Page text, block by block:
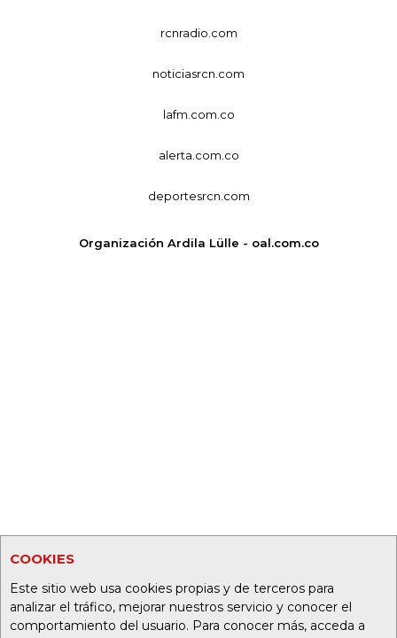
COOKIES
Este sitio web usa cookies propias y de terceros para
analizar el tráfico, mejorar nuestros servicio y conocer el
comportamiento del usuario. Para conocer más, acceda a
rcnradio.com
noticiasrcn.com
lafm.com.co
alerta.com.co
deportesrcn.com
Organización Ardila Lülle - oal.com.co